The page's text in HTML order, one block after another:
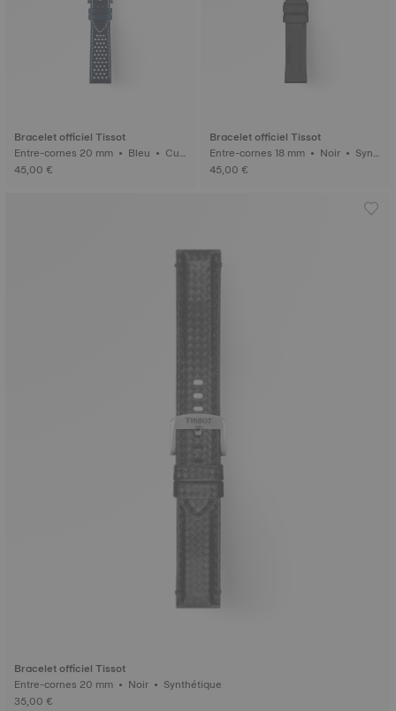
Bracelet officiel Tissot
Entre-cornes 20 mm • Bleu • Cui
r
45,00 €
Bracelet officiel Tissot
Entre-cornes 18 mm • Noir • Synt
hétique
45,00 €
Bracelet officiel Tissot
Entre-cornes 20 mm • Noir • Synthétique
35,00 €